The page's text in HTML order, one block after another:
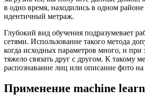
в одно время, находились в одном
идентичный метраж.
Глубокий вид обучения подразумевает
сетями. Использование такого метода
когда исходных параметров много, и при
тяжело связать друг с другом. К такому
распознавание лиц или описание фото на
Применение machine